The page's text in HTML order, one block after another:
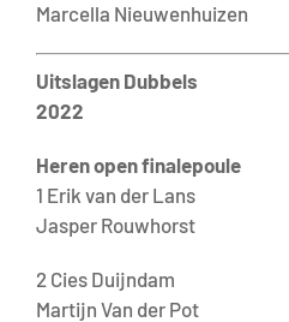
Marcella Nieuwenhuizen
Uitslagen Dubbels
2022
Heren open finalepoule
1 Erik van der Lans
Jasper Rouwhorst
2 Cies Duijndam
Martijn Van der Pot